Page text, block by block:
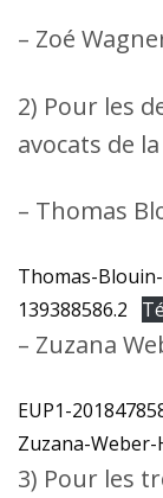
– Zoé
2) Pour les
avocats de
– Thomas
Thomas-
139388586.2
– Zuzana
EUP1-
Zuzana-
3) Pour les